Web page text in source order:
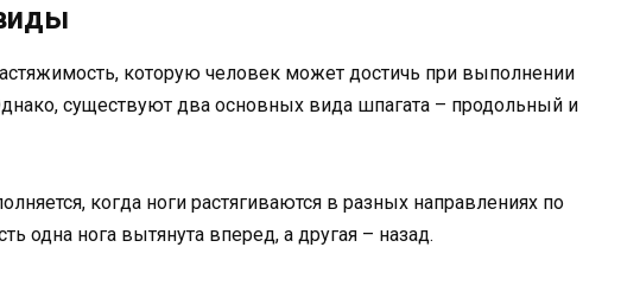
которую человек может достичь при выполнении
существуют два основных вида шпагата – продольный и
когда ноги растягиваются в разных направлениях по
одна нога вытянута вперед, а другая – назад.